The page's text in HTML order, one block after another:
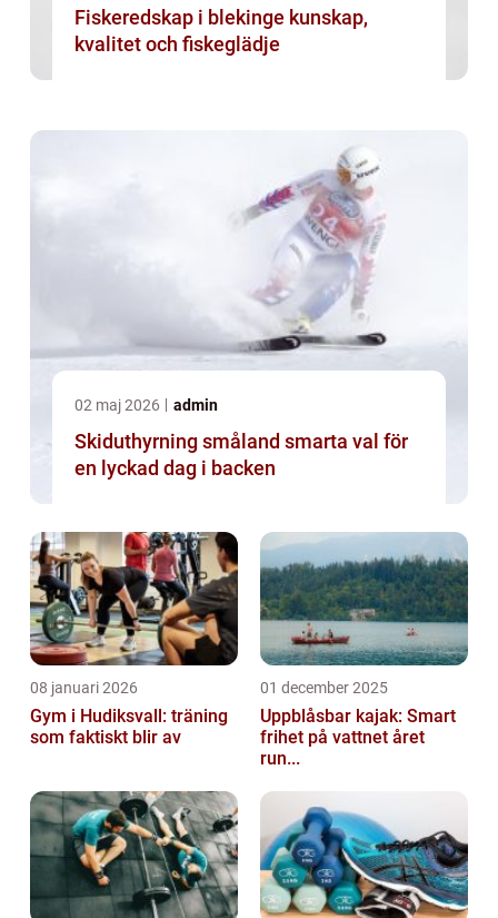
Fiskeredskap i blekinge kunskap,
kvalitet och fiskeglädje
02 maj 2026 admin
Skiduthyrning småland smarta val för
en lyckad dag i backen
08 januari 2026
Gym i Hudiksvall: träning
som faktiskt blir av
01 december 2025
Uppblåsbar kajak: Smart
frihet på vattnet året
run...